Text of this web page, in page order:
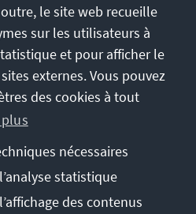
la KAS
Impressum
des données
d'utilisation
le site web recueille
sur les utilisateurs à
et pour afficher le
externes. Vous pouvez
des cookies à tout
nécessaires
statistique
des contenus